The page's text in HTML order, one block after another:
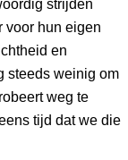
strijden
voor hun eigen
en
steeds weinig om
weg te
tijd dat we die